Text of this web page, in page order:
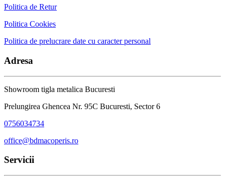
Politica de Retur
Politica Cookies
Politica de prelucrare date cu caracter personal
Adresa
Showroom tigla metalica Bucuresti
Prelungirea Ghencea Nr. 95C Bucuresti, Sector 6
0756034734
office@bdmacoperis.ro
Servicii